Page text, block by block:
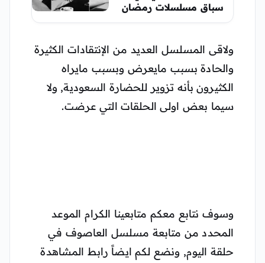
سباق مسلسلات رمضان
2027
ولاقى المسلسل العديد من الإنتقادات الكثيرة
والحادة بسبب مايعرض وبسبب مايراه
الكثيرون بأنه تزوير للحضارة السعودية, ولا
سيما بعض اولى الحلقات التي عرضت.
وسوف نتابع معكم متابعينا الكرام الموعد
المحدد من متابعة مسلسل العاصوف في
حلقة اليوم, ونضع لكم ايضاً رابط المشاهدة